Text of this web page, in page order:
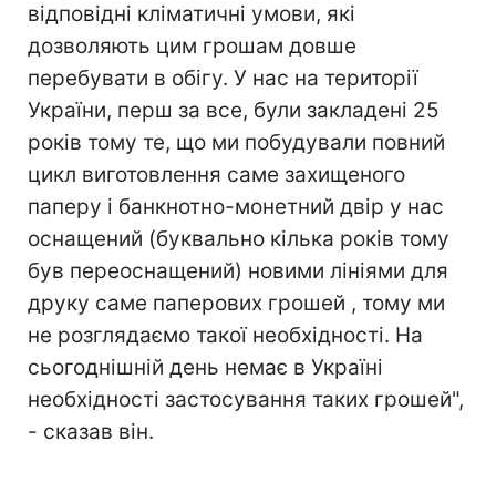
відповідні кліматичні умови, які
дозволяють цим грошам довше
перебувати в обігу. У нас на території
України, перш за все, були закладені 25
років тому те, що ми побудували повний
цикл виготовлення саме захищеного
паперу і банкнотно-монетний двір у нас
оснащений (буквально кілька років тому
був переоснащений) новими лініями для
друку саме паперових грошей , тому ми
не розглядаємо такої необхідності. На
сьогоднішній день немає в Україні
необхідності застосування таких грошей",
- сказав він.